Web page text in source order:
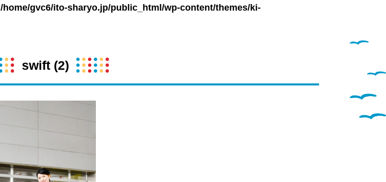
/home/gvc6/ito-sharyo.jp/public_html/wp-content/themes/ki-
swift (2)